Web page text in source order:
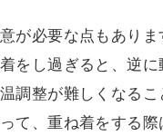
が必要な点もありま
をし過ぎると、逆
調整が難しくなるこ
て、重ね着をする